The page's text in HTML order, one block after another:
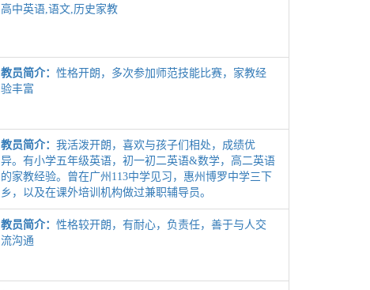
高中英语,语文,历史家教
教员简介： 性格开朗，多次参加师范技能比赛，家教经
验丰富
教员简介： 我活泼开朗，喜欢与孩子们相处，成绩优
异。有小学五年级英语，初一初二英语&数学，高二英语
的家教经验。曾在广州113中学见习，惠州博罗中学三下
乡，以及在课外培训机构做过兼职辅导员。
教员简介： 性格较开朗，有耐心，负责任，善于与人交
流沟通